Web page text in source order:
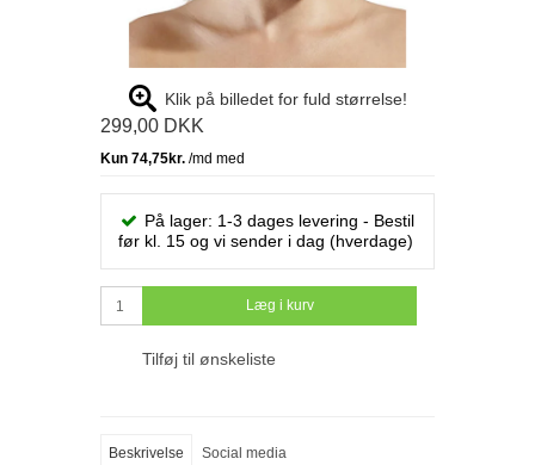
Klik på billedet for fuld størrelse!
299,00 DKK
På lager: 1-3 dages levering - Bestil
før kl. 15 og vi sender i dag (hverdage)
Læg i kurv
Tilføj til ønskeliste
Beskrivelse Social media